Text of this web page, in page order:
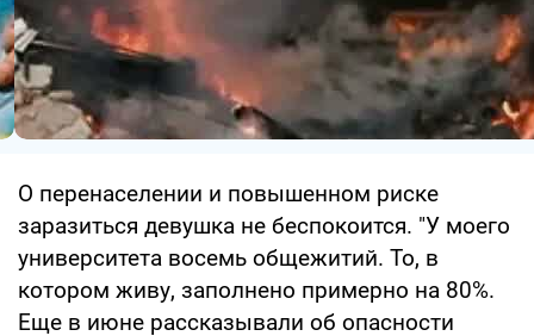
О перенаселении и повышенном риске
заразиться девушка не беспокоится. "У моего
университета восемь общежитий. То, в
котором живу, заполнено примерно на 80%.
Еще в июне рассказывали об опасности